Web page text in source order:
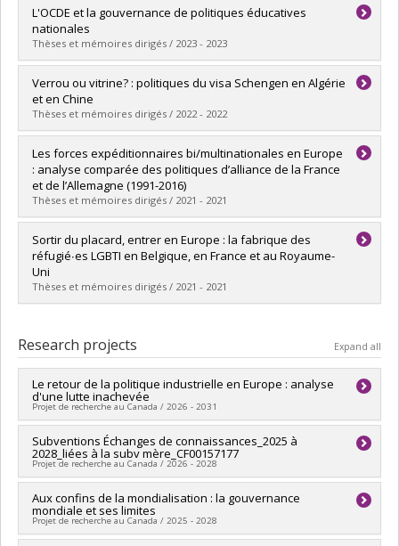
Graduate : Zhou, Yaxin
Cycle :Master's
Grade :M. Sc.
Lien vers le document dans Papyrus
L'OCDE et la gouvernance de politiques éducatives
nationales
Thèses et mémoires dirigés / 2023 - 2023
Graduate :Torkhani, Imène
Cycle :Doctoral
Grade :Ph. D.
Lien vers le document dans Papyrus
Verrou ou vitrine? : politiques du visa Schengen en Algérie
et en Chine
Thèses et mémoires dirigés / 2022 - 2022
Graduate :Dupont, Juliette
Cycle :Doctoral
Grade :Ph. D.
Lien vers le document dans Papyrus
Les forces expéditionnaires bi/multinationales en Europe
: analyse comparée des politiques d’alliance de la France
et de l’Allemagne (1991-2016)
Thèses et mémoires dirigés / 2021 - 2021
Graduate :Borzillo, Laurent
Cycle :Doctoral
Grade :
Lien vers le document dans Papyrus
Sortir du placard, entrer en Europe : la fabrique des
réfugié∙es LGBTI en Belgique, en France et au Royaume-
Uni
Thèses et mémoires dirigés / 2021 - 2021
Cycle :Doctoral
Grade :Ph. D.
Lien vers le document dans Papyrus
Research projects Expand all
Le retour de la politique industrielle en Europe : analyse
d'une lutte inachevée
Projet de recherche au Canada / 2026 - 2031
Lead researcher :Frédéric Mérand
Co-researchers :Maya Jegen
Funding sources:
Grant programs:PVXXXXXX-Subvention Savoir
Subventions Échanges de connaissances_2025 à
2028_liées à la subv mère_CF00157177
Projet de recherche au Canada / 2026 - 2028
Lead researcher : Frédéric Mérand
Funding sources:CRSH/Conseil de recherches en sciences
humaines du Canada
Aux confins de la mondialisation : la gouvernance
mondiale et ses limites
Projet de recherche au Canada / 2025 - 2028